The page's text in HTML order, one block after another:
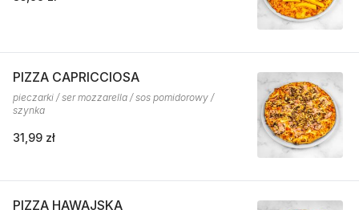
PIZZA CAPRICCIOSA
pieczarki / ser mozzarella / sos pomidorowy /
szynka
31,99 zł
PIZZA HAWAJSKA